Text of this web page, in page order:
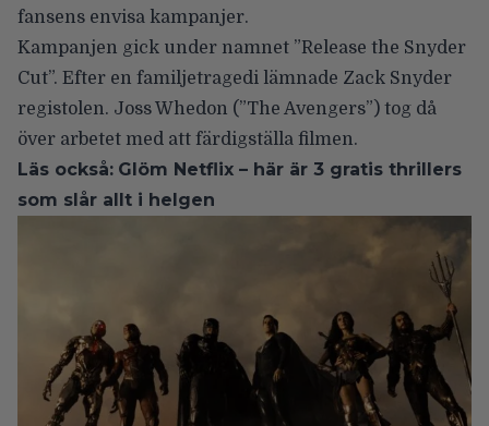
fansens envisa kampanjer.
Kampanjen gick under namnet ”Release the Snyder
Cut”. Efter en familjetragedi lämnade Zack Snyder
registolen. Joss Whedon (”The Avengers”) tog då
över arbetet med att färdigställa filmen.
Läs också: Glöm Netflix – här är 3 gratis thrillers
som slår allt i helgen